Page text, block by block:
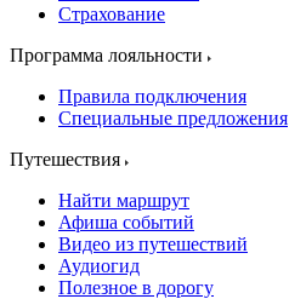
Страхование
Программа лояльности
Правила подключения
Специальные предложения
Путешествия
Найти маршрут
Афиша событий
Видео из путешествий
Аудиогид
Полезное в дорогу